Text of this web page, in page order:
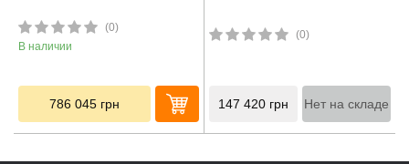
(0)
В наличии
786 045 грн
(0)
147 420 грн Нет на складе